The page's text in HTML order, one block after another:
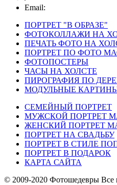
Email:
ПОРТРЕТ "В ОБРАЗЕ"
ФОТОКОЛЛАЖИ НА
ПЕЧАТЬ ФОТО НА
ПОРТРЕТ ПО ФОТО
ФОТОПОСТЕРЫ
ЧАСЫ НА ХОЛСТЕ
ПИРОГРАФИЯ ПО
МОДУЛЬНЫЕ
СЕМЕЙНЫЙ ПОРТРЕТ
МУЖСКОЙ ПОРТРЕТ
ЖЕНСКИЙ ПОРТРЕТ
ПОРТРЕТ НА СВАДЬБУ
ПОРТРЕТ В СТИЛЕ
ПОРТРЕТ В ПОДАРОК
КАРТА САЙТА
© 2009-2020 Фотошедевры Все